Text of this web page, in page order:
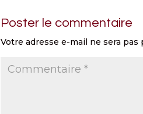
Poster le commentaire
Votre adresse e-mail ne sera pas